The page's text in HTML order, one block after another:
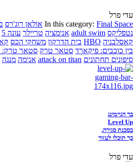
עדי פרל
In this category: Final Space אולאן רוג'רס
נטפליקס adult swim אנימציה טריילר עונה 5
קאסלבניה HBO בית הדרקון משחקי הכס
בין כוכבים: פיקארד סטאר טרק סטאר טרק:
סיפונים תחתונים attack on titan אנימה מנגה
בר הגיימינג
Level Up
בסכנת סגירה,
כך תוכלו לעזור
עדי פרל